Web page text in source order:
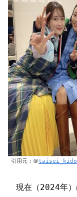
引用元：＠taisei_kido_
現在（2024年）